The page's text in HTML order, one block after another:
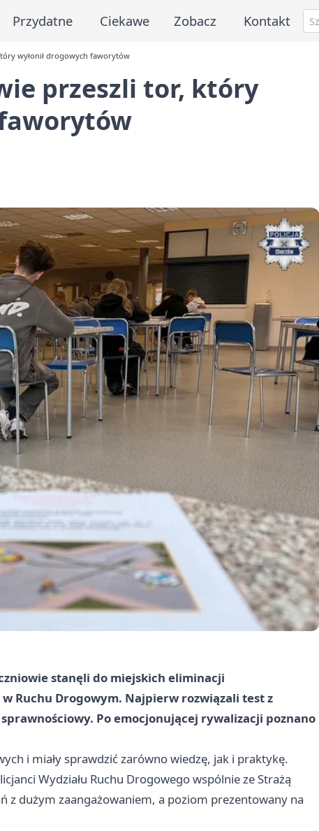
Przydatne Ciekawe Zobacz Kontakt
wyłonił drogowych faworytów
przeszli tor, który
stanęli do miejskich eliminacji
Ruchu Drogowym. Najpierw rozwiązali test z
Po emocjonującej rywalizacji poznano
i miały sprawdzić zarówno wiedzę, jak i praktykę.
Wydziału Ruchu Drogowego wspólnie ze Strażą
z dużym zaangażowaniem, a poziom prezentowany na